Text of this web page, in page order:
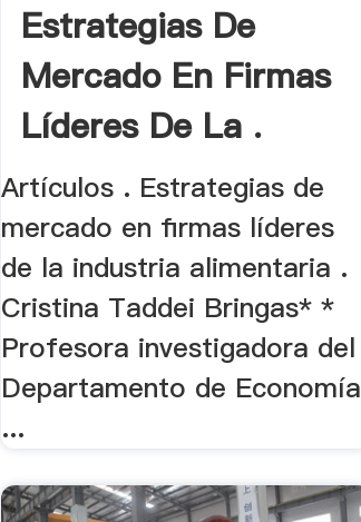
Estrategias De
Mercado En Firmas
Líderes De La .
Artículos . Estrategias de
mercado en firmas líderes
de la industria alimentaria .
Cristina Taddei Bringas* *
Profesora investigadora del
Departamento de Economía
...